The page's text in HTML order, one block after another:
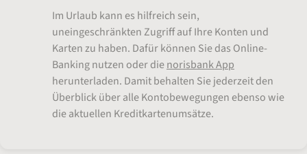
Im Urlaub kann es hilfreich sein,
uneingeschränkten Zugriff auf Ihre Konten und
Karten zu haben. Dafür können Sie das Online-
Banking nutzen oder dienorisbank App
herunterladen. Damit behalten Sie jederzeit den
Überblick über alle Kontobewegungen ebenso wie
die aktuellen Kreditkartenumsätze.